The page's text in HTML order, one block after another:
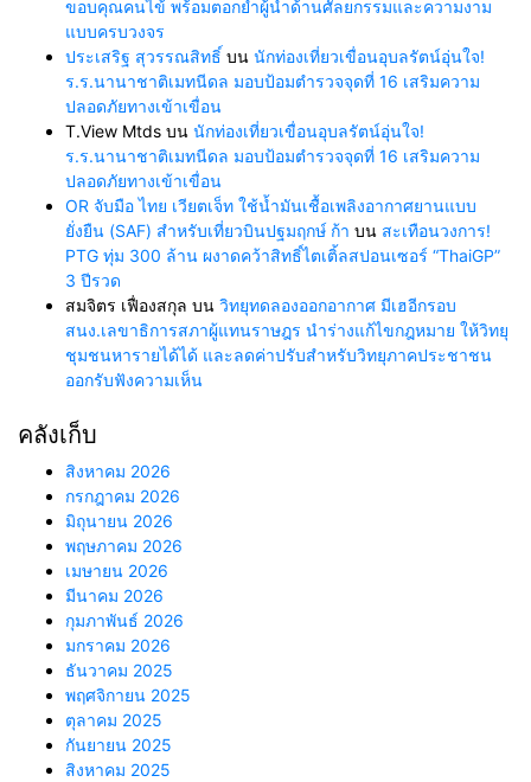
ขอบคุณคนไข้ พร้อมตอกย้ำผู้นำด้านศัลยกรรมและความงาม
แบบครบวงจร
ประเสริฐ สุวรรณสิทธิ์ บน นักท่องเที่ยวเขื่อนอุบลรัตน์อุ่นใจ!
ร.ร.นานาชาติเมทนีดล มอบป้อมตำรวจจุดที่ 16 เสริมความ
ปลอดภัยทางเข้าเขื่อน
T.View Mtds บน นักท่องเที่ยวเขื่อนอุบลรัตน์อุ่นใจ!
ร.ร.นานาชาติเมทนีดล มอบป้อมตำรวจจุดที่ 16 เสริมความ
ปลอดภัยทางเข้าเขื่อน
OR จับมือ ไทย เวียตเจ็ท ใช้น้ำมันเชื้อเพลิงอากาศยานแบบ
ยั่งยืน (SAF) สำหรับเที่ยวบินปฐมฤกษ์ ก้า บน สะเทือนวงการ!
PTG ทุ่ม 300 ล้าน ผงาดคว้าสิทธิ์ไตเติ้ลสปอนเซอร์ “ThaiGP”
3 ปีรวด
สมจิตร เฟื่องสกุล บน วิทยุทดลองออกอากาศ มีเฮอีกรอบ
สนง.เลขาธิการสภาผู้แทนราษฎร นำร่างแก้ไขกฎหมาย ให้วิทยุ
ชุมชนหารายได้ได้ และลดค่าปรับสำหรับวิทยุภาคประชาชน
ออกรับฟังความเห็น
คลังเก็บ
สิงหาคม 2026
กรกฎาคม 2026
มิถุนายน 2026
พฤษภาคม 2026
เมษายน 2026
มีนาคม 2026
กุมภาพันธ์ 2026
มกราคม 2026
ธันวาคม 2025
พฤศจิกายน 2025
ตุลาคม 2025
กันยายน 2025
สิงหาคม 2025